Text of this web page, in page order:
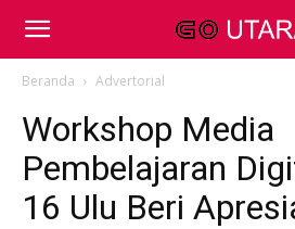
Beranda Advertorial
Workshop Media
Pembelajaran
16 Ulu Beri